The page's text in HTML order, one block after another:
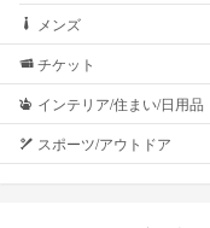
メンズ
チケット
インテリア/住まい/日用品
スポーツ/アウトドア